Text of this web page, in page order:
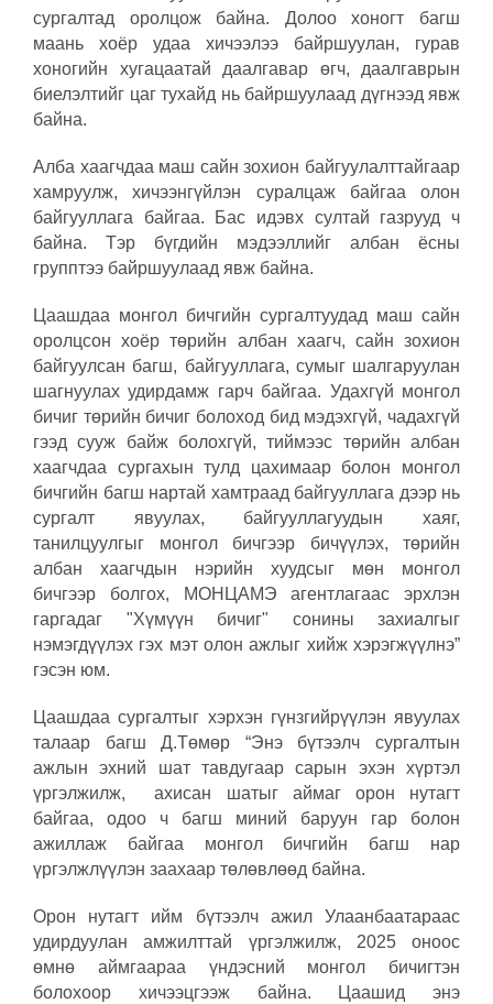
сургалтад оролцож байна. Долоо хоногт багш
маань хоёр удаа хичээлээ байршуулан, гурав
хоногийн хугацаатай даалгавар өгч, даалгаврын
биелэлтийг цаг тухайд нь байршуулаад дүгнээд явж
байна.
Алба хаагчдаа маш сайн зохион байгуулалттайгаар
хамруулж, хичээнгүйлэн суралцаж байгаа олон
байгууллага байгаа. Бас идэвх султай газрууд ч
байна. Тэр бүгдийн мэдээллийг албан ёсны
групптээ байршуулаад явж байна.
Цаашдаа монгол бичгийн сургалтуудад маш сайн
оролцсон хоёр төрийн албан хаагч, сайн зохион
байгуулсан багш, байгууллага, сумыг шалгаруулан
шагнуулах удирдамж гарч байгаа. Удахгүй монгол
бичиг төрийн бичиг болоход бид мэдэхгүй, чадахгүй
гээд сууж байж болохгүй, тиймээс төрийн албан
хаагчдаа сургахын тулд цахимаар болон монгол
бичгийн багш нартай хамтраад байгууллага дээр нь
сургалт явуулах, байгууллагуудын хаяг,
танилцуулгыг монгол бичгээр бичүүлэх, төрийн
албан хаагчдын нэрийн хуудсыг мөн монгол
бичгээр болгох, МОНЦАМЭ агентлагаас эрхлэн
гаргадаг "Хүмүүн бичиг" сонины захиалгыг
нэмэгдүүлэх гэх мэт олон ажлыг хийж хэрэгжүүлнэ”
гэсэн юм.
Цаашдаа сургалтыг хэрхэн гүнзгийрүүлэн явуулах
талаар багш Д.Төмөр “Энэ бүтээлч сургалтын
ажлын эхний шат тавдугаар сарын эхэн хүртэл
үргэлжилж, ахисан шатыг аймаг орон нутагт
байгаа, одоо ч багш миний баруун гар болон
ажиллаж байгаа монгол бичгийн багш нар
үргэлжлүүлэн заахаар төлөвлөөд байна.
Орон нутагт ийм бүтээлч ажил Улаанбаатараас
удирдуулан амжилттай үргэлжилж, 2025 оноос
өмнө аймгаараа үндэсний монгол бичигтэн
болохоор хичээцгээж байна. Цаашид энэ